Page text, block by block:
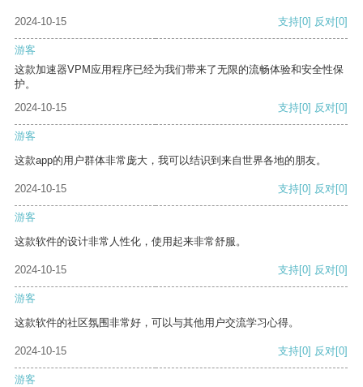
2024-10-15 支持[0] 反对[0]
游客
这款加速器VPM应用程序已经为我们带来了无限的流畅体验和安全性保
护。
2024-10-15
支持[0] 反对[0]
游客
这款app的用户群体非常庞大，我可以结识到来自世界各地的朋友。
2024-10-15 支持[0] 反对[0]
游客
这款软件的设计非常人性化，使用起来非常舒服。
2024-10-15 支持[0] 反对[0]
游客
这款软件的社区氛围非常好，可以与其他用户交流学习心得。
2024-10-15 支持[0] 反对[0]
游客